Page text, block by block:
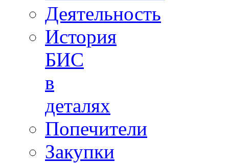
Деятельность
История
БИС
в
деталях
Попечители
Закупки